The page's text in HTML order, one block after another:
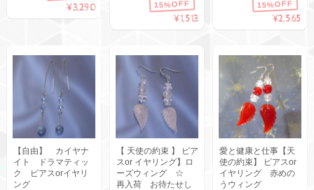
¥3,290 15%OFF
¥1,513
15%OFF
¥2,565
【自由】 カイヤナ
イト ドラマティッ
ク ピアスorイヤリ
ング
【 天使の約束 】 ピア
スor イヤリング】ロ
ーズウィング ☆
再入荷 お待たせし
愛と健康と仕事【天
使の約束】 ピアスor
イヤリング 赤めの
うウィング